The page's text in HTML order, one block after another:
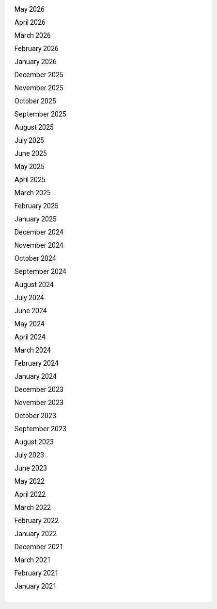
May 2026
April 2026
March 2026
February 2026
January 2026
December 2025
November 2025
October 2025
September 2025
August 2025
July 2025
June 2025
May 2025
April 2025
March 2025
February 2025
January 2025
December 2024
November 2024
October 2024
September 2024
August 2024
July 2024
June 2024
May 2024
April 2024
March 2024
February 2024
January 2024
December 2023
November 2023
October 2023
September 2023
August 2023
July 2023
June 2023
May 2022
April 2022
March 2022
February 2022
January 2022
December 2021
March 2021
February 2021
January 2021